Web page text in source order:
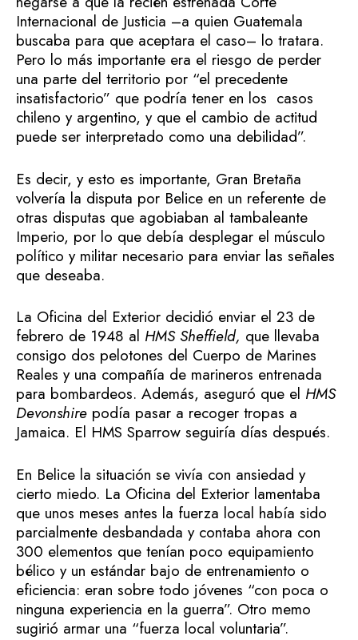
Internacional de Justicia –a quien Guatemala
buscaba para que aceptara el caso– lo tratara.
Pero lo más importante era el riesgo de perder
una parte del territorio por “el precedente
insatisfactorio” que podría tener en los casos
chileno y argentino, y que el cambio de actitud
puede ser interpretado como una debilidad”.
Es decir, y esto es importante, Gran Bretaña
volvería la disputa por Belice en un referente de
otras disputas que agobiaban al tambaleante
Imperio, por lo que debía desplegar el músculo
político y militar necesario para enviar las señales
que deseaba.
La Oficina del Exterior decidió enviar el 23 de
febrero de 1948 al HMS Sheffield, que llevaba
consigo dos pelotones del Cuerpo de Marines
Reales y una compañía de marineros entrenada
para bombardeos. Además, aseguró que el HMS
Devonshire podía pasar a recoger tropas a
Jamaica. El HMS Sparrow seguiría días después.
En Belice la situación se vivía con ansiedad y
cierto miedo. La Oficina del Exterior lamentaba
que unos meses antes la fuerza local había sido
parcialmente desbandada y contaba ahora con
300 elementos que tenían poco equipamiento
bélico y un estándar bajo de entrenamiento o
eficiencia: eran sobre todo jóvenes “con poca o
ninguna experiencia en la guerra”. Otro memo
sugirió armar una “fuerza local voluntaria”.